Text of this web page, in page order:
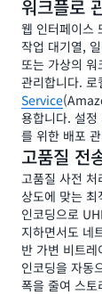
워크플로
웹 인터페이스
작업 대기열,
또는 가상의
관리합니다. 로
Service
용합니다. 설
를 위한 배포
고품질 전
고품질 사전
상도에 맞는
인코딩으로
지하면서도 네
반 가변 비트
인코딩을 자동
폭을 줄여 스